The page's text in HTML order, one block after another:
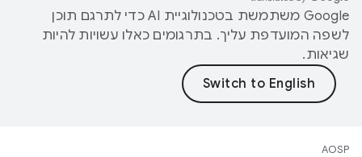
‫Google משתמשת בטכנולוגיית AI כדי לתרגם תוכן
לשפה המועדפת עליך. בתרגומים כאלו עשויות להיות
שגיאות.
AOSP